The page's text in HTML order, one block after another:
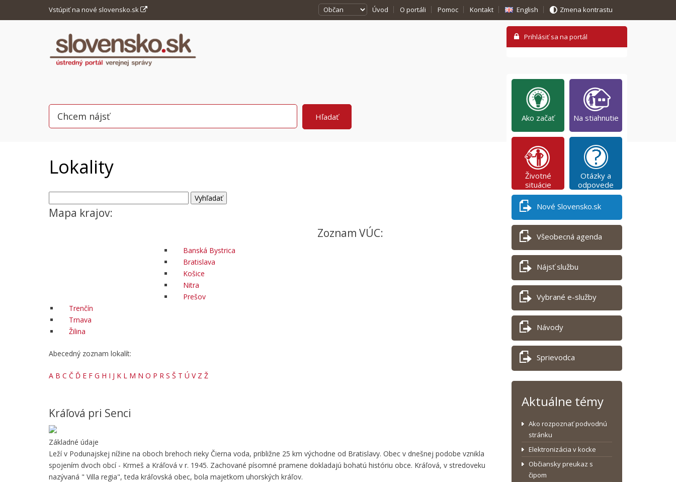
Vstúpiť na nové slovensko.sk Úvod O portáli Pomoc Kontakt English Zmena kontrastu
Lokality
Mapa krajov:
Zoznam VÚC:
Banská Bystrica
Bratislava
Košice
Nitra
Prešov
Trenčín
Trnava
Žilina
Abecedný zoznam lokalít:
A B C Č Ď E F G H I J K L M N O P R S Š T Ú V Z Ž
Kráľová pri Senci
Základné údaje
Leží v Podunajskej nížine na oboch brehoch rieky Čierna voda, približne 25 km východne od Bratislavy. Obec v dnešnej podobe vznikla
spojením dvoch obcí - Krmeš a Kráľová v r. 1945. Zachované písomné pramene dokladajú bohatú históriu obce. Kráľová, v stredoveku
nazývaná " Villa regia", teda kráľovská obec, bola majetkom uhorských kráľov.
Ako začať Na stiahnutie
Životné
situácie
Otázky a
odpovede
Nové Slovensko.sk
Všeobecná agenda
Nájsť službu
Vybrané e-služby
Návody
Sprievodca
Aktuálne témy
Ako rozpoznať podvodnú
stránku
Elektronizácia v kocke
Občiansky preukaz s
čipom